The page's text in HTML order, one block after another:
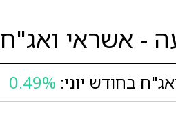
- אשראי ואג"ח
בחודש יוני: 0.49%